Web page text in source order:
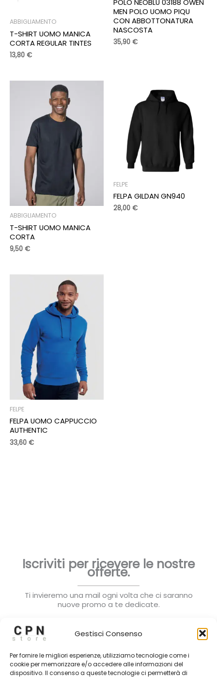
Gestisci Consenso
Per fornire le migliori esperienze, utilizziamo tecnologie come i
cookie per memorizzare e/o accedere alle informazioni del
dispositivo. Il consenso a queste tecnologie ci permetterà di
ABBIGLIAMENTO
T-SHIRT UOMO MANICA
CORTA REGULAR TINTES
13,80 €
POLO NEOBLU 03188 OWEN
MEN POLO UOMO PIQU
CON ABBOTTONATURA
NASCOSTA
35,90 €
ABBIGLIAMENTO
T-SHIRT UOMO MANICA
CORTA
9,50 €
FELPE
FELPA GILDAN GN940
28,00 €
FELPE
FELPA UOMO CAPPUCCIO
AUTHENTIC
33,60 €
Iscriviti per ricevere le nostre
offerte.
Ti invieremo una mail ogni volta che ci saranno
nuove promo a te dedicate.